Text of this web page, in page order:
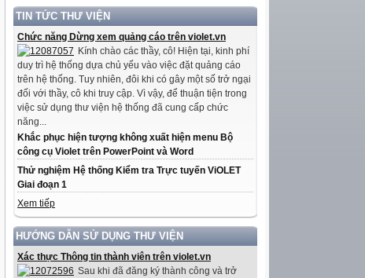
TIN TỨC THƯ VIỆN
Chức năng Dừng xem quảng cáo trên violet.vn
Kính chào các thầy, cô! Hiện tại, kinh phí
duy trì hệ thống dựa chủ yếu vào việc đặt quảng cáo
trên hệ thống. Tuy nhiên, đôi khi có gây một số trở ngại
đối với thầy, cô khi truy cập. Vì vậy, để thuận tiện trong
việc sử dụng thư viện hệ thống đã cung cấp chức
năng...
Khắc phục hiện tượng không xuất hiện menu Bộ
công cụ Violet trên PowerPoint và Word
Thử nghiệm Hệ thống Kiểm tra Trực tuyến ViOLET
Giai đoạn 1
Xem tiếp
HƯỚNG DẪN SỬ DỤNG THƯ VIỆN
Xác thực Thông tin thành viên trên violet.vn
Sau khi đã đăng ký thành công và trở